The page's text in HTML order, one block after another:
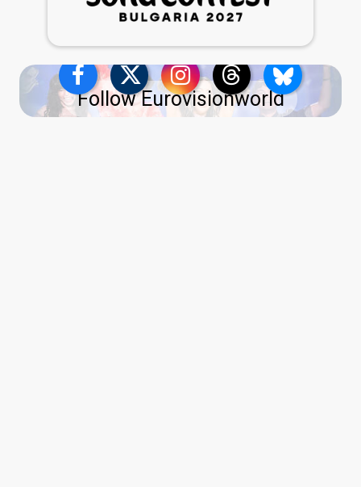
Follow Eurovisionworld